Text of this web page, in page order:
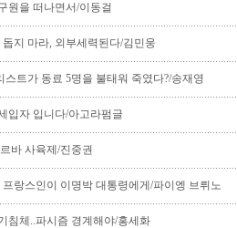
원을 떠나면서/이동걸
돕지 마라, 외부세력된다/김민웅
스트가 동료 5명을 불태워 죽였다?/송재영
입자 입니다/아고라펌글
바 사육제/진중권
프랑스인이 이명박 대통령에게/파이엥 브뤼노
침체..파시즘 경계해야/홍세화